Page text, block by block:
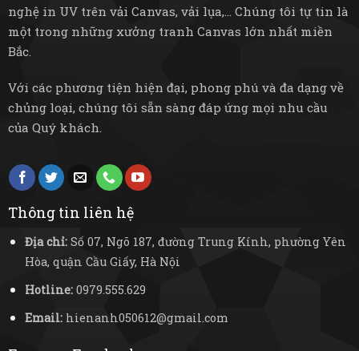
nghệ in UV trên vải Canvas, vải lụa,... Chúng tôi tự tin là
một trong những xưởng tranh Canvas lớn nhất miền
Bắc.
Với các phương tiện hiện đại, phong phú và đa dạng về
chủng loại, chúng tôi sẵn sàng đáp ứng mọi nhu cầu
của Quý khách.
Thông tin liên hệ
Địa chỉ:Số 07, Ngõ 187, đường Trung Kính, phường Yên
Hòa, quận Cầu Giấy, Hà Nội
Hotline:0979.555.629
Email:hienanh050612@gmail.com